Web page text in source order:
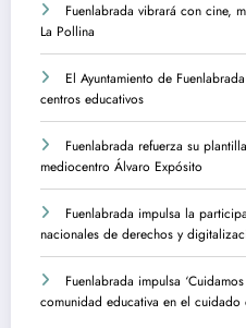
las instalaciones
gestión municipal
acciones de las
Plataforma
Infantiles en
resumen, la
diversidad de
la región, desde
de la Comunidad
colegios públicos
Fuenlabrada vibrará con cine,
La Pollina
El Ayuntamiento de
centros educativos
Fuenlabrada refuerza su
mediocentro Álvaro Expósito
Fuenlabrada impulsa la
nacionales de derechos y
Fuenlabrada impulsa
comunidad educativa en el cuidado